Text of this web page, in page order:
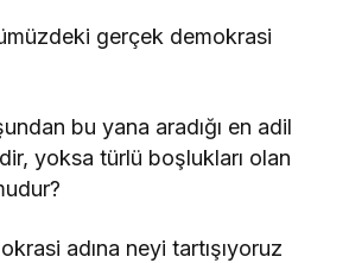
gerçek demokrasi
bu yana aradığı en adil
yoksa türlü boşlukları olan
adına neyi tartışıyoruz